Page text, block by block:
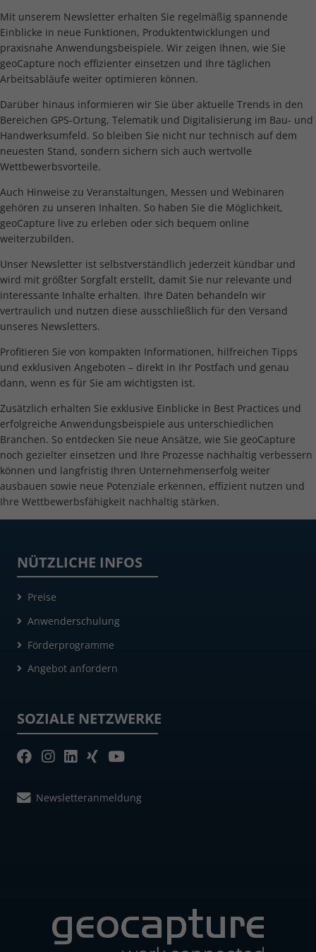
Mit unserem Newsletter erhalten Sie regelmäßig spannende
Einblicke in neue Funktionen, Produktentwicklungen und
praxisnahe Anwendungsbeispiele. Wir zeigen Ihnen, wie Sie
geoCapture noch effizienter einsetzen und Ihre täglichen
Arbeitsabläufe weiter optimieren können.
Darüber hinaus informieren wir Sie über aktuelle Trends in den
Bereichen GPS-Ortung, Telematik und Digitalisierung im Bau- und
Handwerksumfeld. So bleiben Sie nicht nur technisch auf dem
neuesten Stand, sondern sichern sich auch wertvolle
Wettbewerbsvorteile.
Auch Hinweise zu Veranstaltungen, Messen und Webinaren
gehören zu unseren Inhalten. So haben Sie die Möglichkeit,
geoCapture live zu erleben oder sich bequem online
weiterzubilden.
Unser Newsletter ist selbstverständlich jederzeit kündbar und
wird mit größter Sorgfalt erstellt, damit Sie nur relevante und
interessante Inhalte erhalten. Ihre Daten behandeln wir
vertraulich und nutzen diese ausschließlich für den Versand
unseres Newsletters.
Profitieren Sie von kompakten Informationen, hilfreichen Tipps
und exklusiven Angeboten – direkt in Ihr Postfach und genau
dann, wenn es für Sie am wichtigsten ist.
Zusätzlich erhalten Sie exklusive Einblicke in Best Practices und
erfolgreiche Anwendungsbeispiele aus unterschiedlichen
Branchen. So entdecken Sie neue Ansätze, wie Sie geoCapture
noch gezielter einsetzen und Ihre Prozesse nachhaltig verbessern
können und langfristig Ihren Unternehmenserfolg weiter
ausbauen sowie neue Potenziale erkennen, effizient nutzen und
Ihre Wettbewerbsfähigkeit nachhaltig stärken.
NÜTZLICHE INFOS
Preise
Anwenderschulung
Förderprogramme
Angebot anfordern
SOZIALE NETZWERKE
Newsletteranmeldung